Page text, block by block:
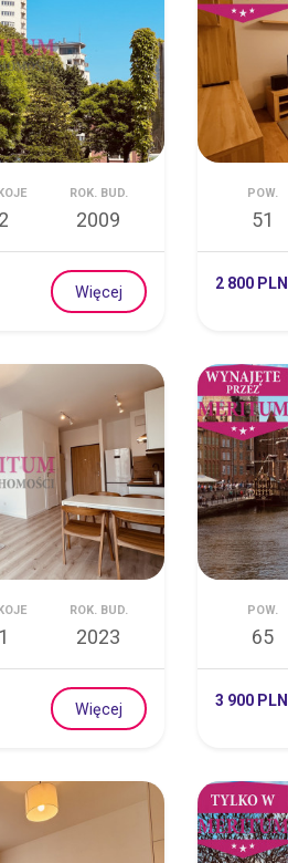
2
ROK. BUD.
2009
Więcej
POW.
51
2 800 PLN
1
ROK. BUD.
2023
Więcej
POW.
65
3 900 PLN